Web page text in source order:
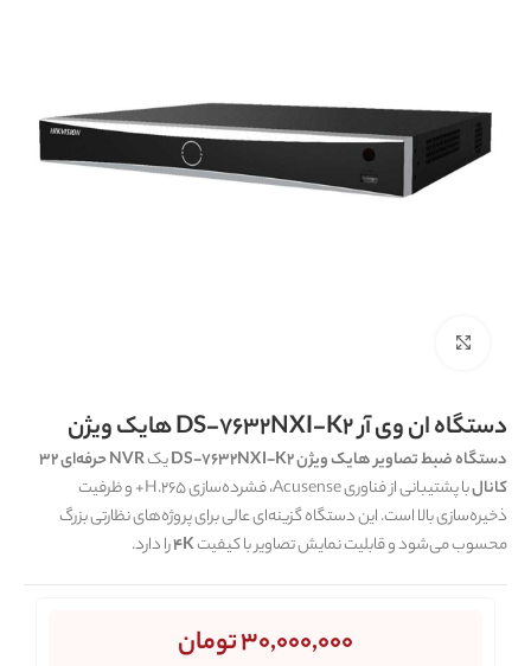
دستگاه ان وی آر DS-7632NXI-K2 هایک ویژن
دستگاه ضبط تصاویر هایک ویژن DS-7632NXI-K2 یک
NVR حرفه‌ای 32
کانال
با پشتیبانی از فناوری Acusense، فشرده‌سازی H.265+ و ظرفیت
ذخیره‌سازی بالا است. این دستگاه گزینه‌ای عالی برای پروژه‌های نظارتی بزرگ
محسوب می‌شود و قابلیت نمایش تصاویر با کیفیت4Kرا دارد.
30,000,000تومان